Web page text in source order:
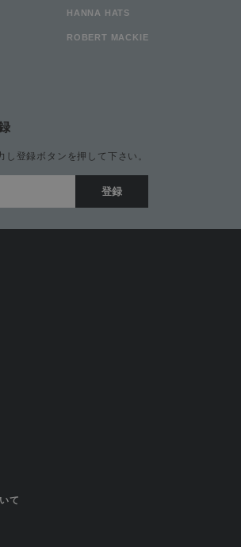
HANNA HATS
ROBERT MACKIE
し登録ボタンを押して下さい。
て